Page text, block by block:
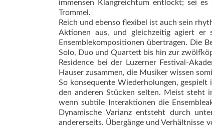
immensen Klangreichtum entlockt; sei
Trommel.
Reich und ebenso flexibel ist auch sein
Aktionen aus, und gleichzeitig agiert
Ensemblekompositionen übertragen. Die
Solo, Duo und Quartett bis hin zur
Residence bei der Luzerner Festival-
Hauser zusammen, die Musiker wissen
So konsequente Wiederholungen,
den anderen Stücken selten. Meist steht
wenn subtile Interaktionen die
Dynamische Varianz entsteht durch
andererseits. Übergänge und Ver­hältnisse